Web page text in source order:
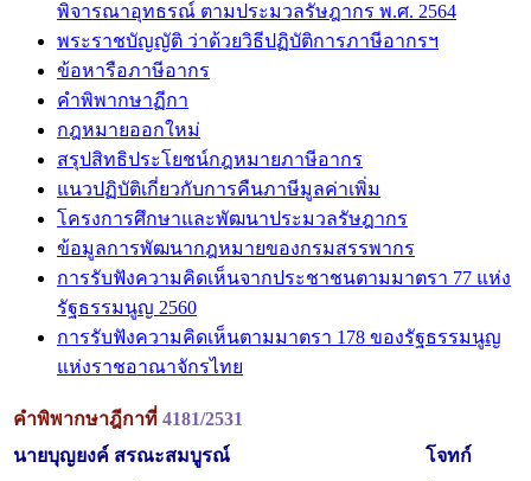
พิจารณาอุทธรณ์ ตามประมวลรัษฎากร พ.ศ. 2564
พระราชบัญญัติ ว่าด้วยวิธีปฏิบัติการภาษีอากรฯ
ข้อหารือภาษีอากร
คำพิพากษาฏีกา
กฎหมายออกใหม่
สรุปสิทธิประโยชน์กฎหมายภาษีอากร
แนวปฏิบัติเกี่ยวกับการคืนภาษีมูลค่าเพิ่ม
โครงการศึกษาและพัฒนาประมวลรัษฎากร
ข้อมูลการพัฒนากฎหมายของกรมสรรพากร
การรับฟังความคิดเห็นจากประชาชนตามมาตรา 77 แห่ง
รัฐธรรมนูญ 2560
การรับฟังความคิดเห็นตามมาตรา 178 ของรัฐธรรมนูญ
แห่งราชอาณาจักรไทย
คำพิพากษาฎีกาที่ 4181/2531
นายบุญยงค์ สรณะสมบูรณ์
โจทก์